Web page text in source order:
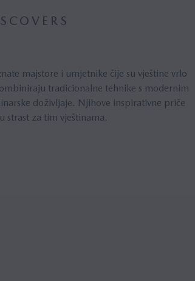
majstore i umjetnike čije su vještine vrlo
tradicionalne tehnike s modernim
doživljaje. Njihove inspirativne priče
strast za tim vještinama.